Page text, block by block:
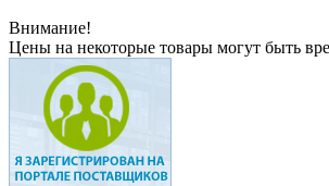
Внимание!
Цены на некоторые товары могут быть